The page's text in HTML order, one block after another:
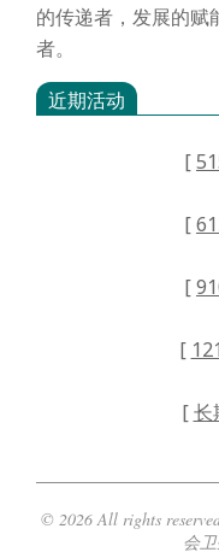
的传递者，发展的赋
者。
近期活动
[
[
[
[
[长
© 2026 All rights
会